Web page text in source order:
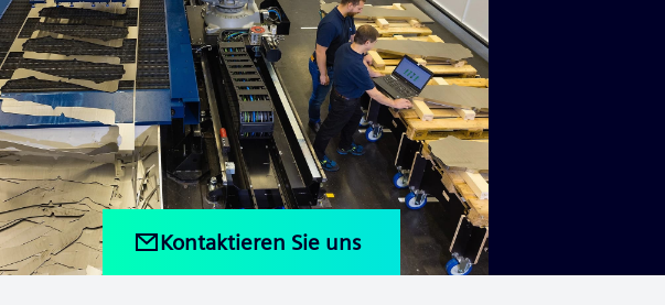
Kontaktieren Sie uns